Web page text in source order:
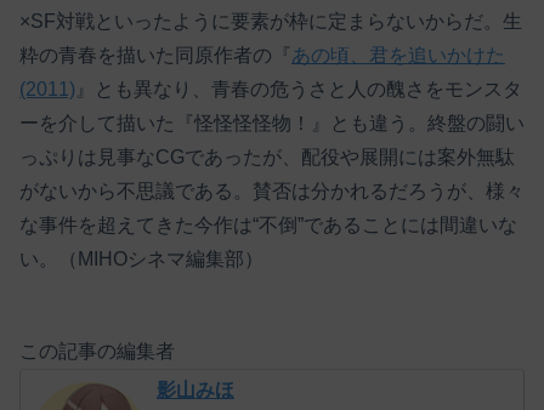
×SF対戦といったように要素が枠に定まらないからだ。生
粋の青春を描いた同原作者の『あの頃、君を追いかけた
(2011) 』とも異なり、青春の危うさと人の醜さをモンスタ
ーを介して描いた『怪怪怪怪物！』とも違う。終盤の闘い
っぷりは見事なCGであったが、配役や展開には案外無駄
がないから不思議である。賛否は分かれるだろうが、様々
な事件を超えてきた今作は“不倒”であることには間違いな
い。（MIHOシネマ編集部）
この記事の編集者
影山みほ